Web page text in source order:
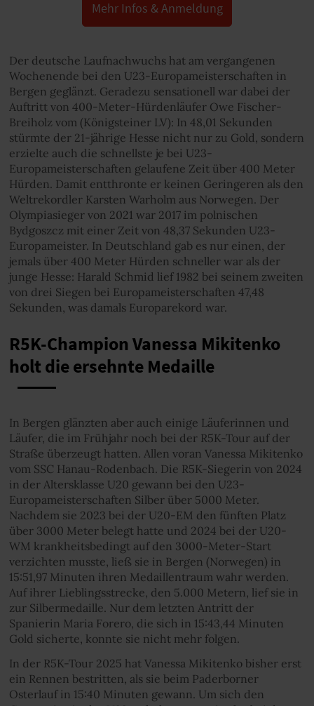
Mehr Infos & Anmeldung
Der deutsche Laufnachwuchs hat am vergangenen
Wochenende bei den U23-Europameisterschaften in
Bergen geglänzt. Geradezu sensationell war dabei der
Auftritt von 400-Meter-Hürdenläufer Owe Fischer-
Breiholz vom (Königsteiner LV): In 48,01 Sekunden
stürmte der 21-jährige Hesse nicht nur zu Gold, sondern
erzielte auch die schnellste je bei U23-
Europameisterschaften gelaufene Zeit über 400 Meter
Hürden. Damit entthronte er keinen Geringeren als den
Weltrekordler Karsten Warholm aus Norwegen. Der
Olympiasieger von 2021 war 2017 im polnischen
Bydgoszcz mit einer Zeit von 48,37 Sekunden U23-
Europameister. In Deutschland gab es nur einen, der
jemals über 400 Meter Hürden schneller war als der
junge Hesse: Harald Schmid lief 1982 bei seinem zweiten
von drei Siegen bei Europameisterschaften 47,48
Sekunden, was damals Europarekord war.
R5K-Champion Vanessa Mikitenko
holt die ersehnte Medaille
In Bergen glänzten aber auch einige Läuferinnen und
Läufer, die im Frühjahr noch bei der R5K-Tour auf der
Straße überzeugt hatten. Allen voran Vanessa Mikitenko
vom SSC Hanau-Rodenbach. Die R5K-Siegerin von 2024
in der Altersklasse U20 gewann bei den U23-
Europameisterschaften Silber über 5000 Meter.
Nachdem sie 2023 bei der U20-EM den fünften Platz
über 3000 Meter belegt hatte und 2024 bei der U20-
WM krankheitsbedingt auf den 3000-Meter-Start
verzichten musste, ließ sie in Bergen (Norwegen) in
15:51,97 Minuten ihren Medaillentraum wahr werden.
Auf ihrer Lieblingsstrecke, den 5.000 Metern, lief sie in
zur Silbermedaille. Nur dem letzten Antritt der
Spanierin Maria Forero, die sich in 15:43,44 Minuten
Gold sicherte, konnte sie nicht mehr folgen.
In der R5K-Tour 2025 hat Vanessa Mikitenko bisher erst
ein Rennen bestritten, als sie beim Paderborner
Osterlauf in 15:40 Minuten gewann. Um sich den